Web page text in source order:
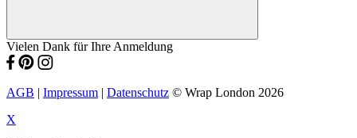
Vielen Dank für Ihre Anmeldung
AGB | Impressum | Datenschutz © Wrap London 2026
X